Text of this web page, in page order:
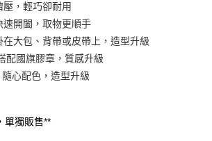
】
供，台灣大哥大用戶可立即使用無須另外申請。
你分期」，訂單成立後會自動跳轉到大哥付的交易
選擇欲分期的期數、繳款截止日，確認付款後即完
數及費用金額請依後續交易確認頁面所載為準。
未前往確認交易或遇審核未通過，訂單將自動取
到商品之後才付款」的支付方式。 讓您購物簡單
、不需綁卡、不需儲值。
，輕巧卻耐用
速開闔，取物更順手
大包、背帶或皮帶上，造型升級
配國旗膠章，質感升級
心配色，造型升級
單獨販售**